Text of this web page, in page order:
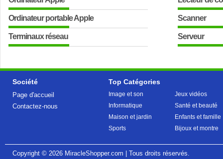
Ordinateur portable Apple
Terminaux réseau
Scanner
Serveur
Société
Page d'accueil
Contactez-nous
Top Catégories
Image et son
Informatique
Maison et jardin
Sports
Jeux vidéos
Santé et beauté
Enfants et famille
Bijoux et montre
Copyright © 2026 MiracleShopper.com | Tous droits réservés.